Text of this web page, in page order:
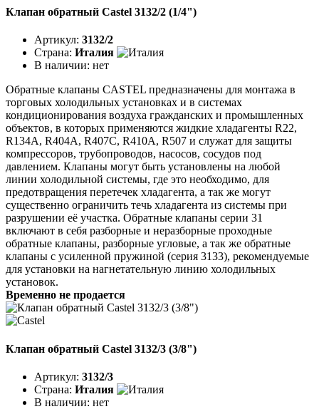
Клапан обратный Castel 3132/2 (1/4")
Артикул: 3132/2
Страна: Италия
В наличии: нет
Обратные клапаны CASTEL предназначены для монтажа в
торговых холодильных установках и в системах
кондиционирования воздуха гражданских и промышленных
объектов, в которых применяются жидкие хладагенты R22,
R134A, R404A, R407C, R410A, R507 и служат для защиты
компрессоров, трубопроводов, насосов, сосудов под
давлением. Клапаны могут быть установлены на любой
линии холодильной системы, где это необходимо, для
предотвращения перетечек хладагента, а так же могут
существенно ограничить течь хладагента из системы при
разрушении её участка. Обратные клапаны серии 31
включают в себя разборные и неразборные проходные
обратные клапаны, разборные угловые, а так же обратные
клапаны с усиленной пружиной (серия 3133), рекомендуемые
для установки на нагнетательную линию холодильных
установок.
Временно не продается
Клапан обратный Castel 3132/3 (3/8")
Артикул: 3132/3
Страна: Италия
В наличии: нет